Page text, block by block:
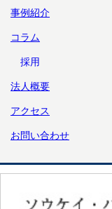
事例紹介
コラム
採用
法人概要
アクセス
お問い合わせ